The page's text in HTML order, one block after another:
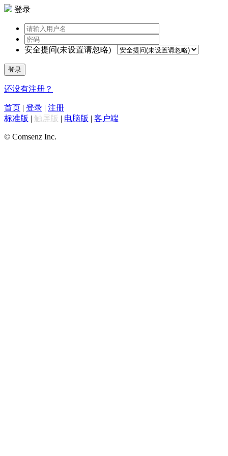
登录
安全提问(未设置请忽略)
登录
还没有注册？
首页 | 登录 | 注册
标准版 | 触屏版 | 电脑版 | 客户端
© Comsenz Inc.